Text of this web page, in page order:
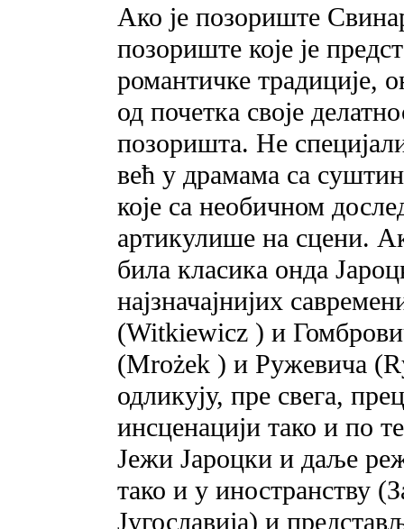
Ако је позориште
позориште које је
романтичке традиције,
од почетка своје
позоришта. Не
већ у драмама са
које са необичном
артикулише на сцени.
била класика онда
најзначајнијих
(Witkiewicz ) и
(Mrożek ) и Ружевича
одликују, пре свега,
инсценацији тако и по
Јежи Јароцки и даље
тако и у иностранству
Југославија) и